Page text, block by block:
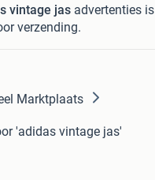
vintage jas advertenties is
verzending.
Marktplaats
'adidas vintage jas'